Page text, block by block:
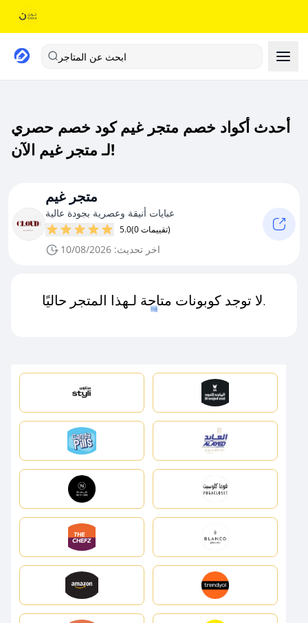
ابحث عن المتاجر
أحدث أكواد خصم متجر غيم كود خصم حصري
لـ متجر غيم الآن!
متجر غيم
عبايات أنيقة وعصرية بجودة عالية
5.0 (0 تقييمات)
اخر تحديث: 10/08/2026
لا توجد كوبونات متاحة لـهذا المتجر حاليًا.